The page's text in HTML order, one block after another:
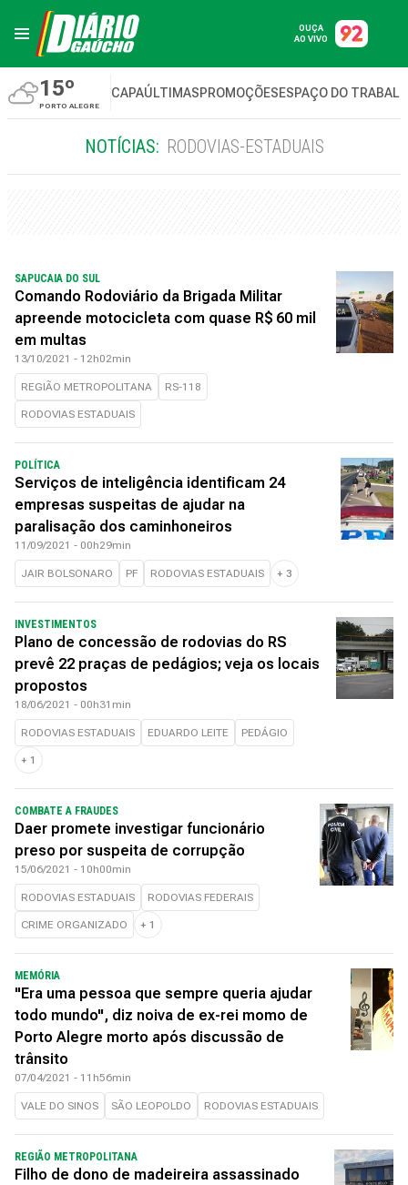
OUÇA
AO VIVO
15º
PORTO ALEGRE
CAPAÚLTIMASPROMOÇÕESESPAÇO DO
NOTÍCIAS: RODOVIAS-ESTADUAIS
SAPUCAIA DO SUL
Comando Rodoviário da Brigada Militar
apreende motocicleta com quase R$ 60 mil
em multas
13/10/2021 - 12h02min
REGIÃO METROPOLITANA RS-118
RODOVIAS ESTADUAIS
POLÍTICA
Serviços de inteligência identificam 24
empresas suspeitas de ajudar na
paralisação dos caminhoneiros
11/09/2021 - 00h29min
JAIR BOLSONARO PF RODOVIAS ESTADUAIS + 3
INVESTIMENTOS
Plano de concessão de rodovias do RS
prevê 22 praças de pedágios; veja os locais
propostos
18/06/2021 - 00h31min
RODOVIAS ESTADUAIS EDUARDO LEITE PEDÁGIO
+ 1
COMBATE A FRAUDES
Daer promete investigar funcionário
preso por suspeita de corrupção
15/06/2021 - 10h00min
RODOVIAS ESTADUAIS RODOVIAS FEDERAIS
CRIME ORGANIZADO + 1
MEMÓRIA
"Era uma pessoa que sempre queria ajudar
todo mundo", diz noiva de ex-rei momo de
Porto Alegre morto após discussão de
trânsito
07/04/2021 - 11h56min
VALE DO SINOS SÃO LEOPOLDO RODOVIAS ESTADUAIS
REGIÃO METROPOLITANA
Filho de dono de madeireira assassinado